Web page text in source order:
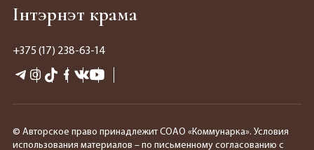
Інтэрнэт крама
+375 (17) 238-63-14
© Авторское право принадлежит СОАО «Коммунарка». Условия
использования материалов – по письменному согласованию с